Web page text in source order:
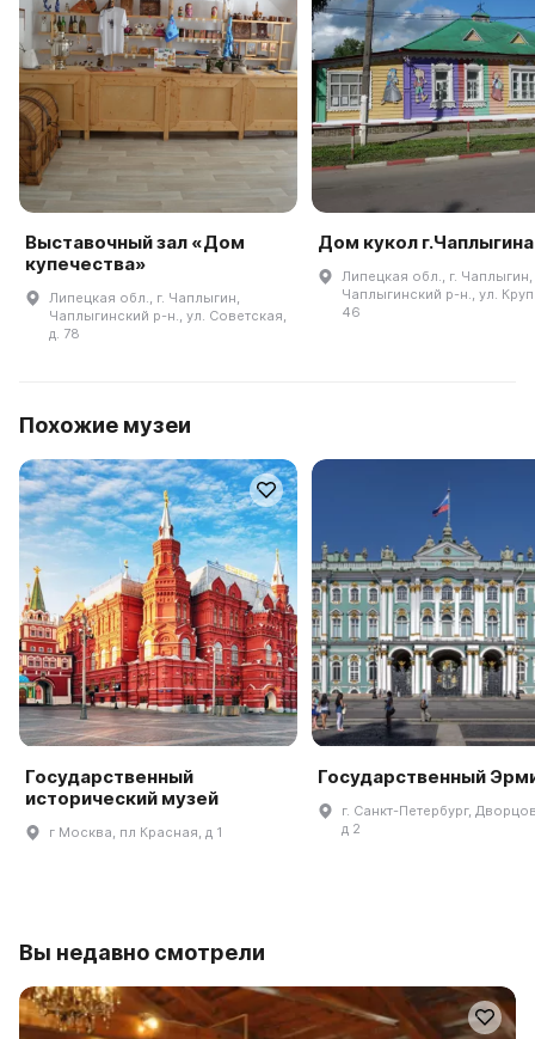
Выставочный зал «Дом
купечества»
Липецкая обл., г. Чаплыгин,
Чаплыгинский р-н., ул. Советская,
д. 78
Дом кукол г.Чаплыгина
Липецкая обл., г. Чаплыгин,
Чаплыгинский р-н., ул.
46
Похожие музеи
Государственный
исторический музей
г Москва, пл Красная, д 1
Государственный
г. Санкт-Петербург,
д 2
Вы недавно смотрели